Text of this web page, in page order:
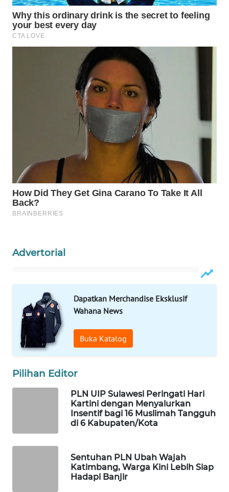
Advertorial
Dapatkan Merchandise Eksklusif
Wahana News
Buka Katalog
Pilihan Editor
PLN UIP Sulawesi Peringati Hari
Kartini dengan Menyalurkan
Insentif bagi 16 Muslimah Tangguh
di 6 Kabupaten/Kota
Sentuhan PLN Ubah Wajah
Katimbang, Warga Kini Lebih Siap
Hadapi Banjir
WAHANA
HEALTH
KONSUMEN
LISTRIK
MASYARAKAT
WALINKI
MAWAKA
ID
MARTABAT
NET
WATCH